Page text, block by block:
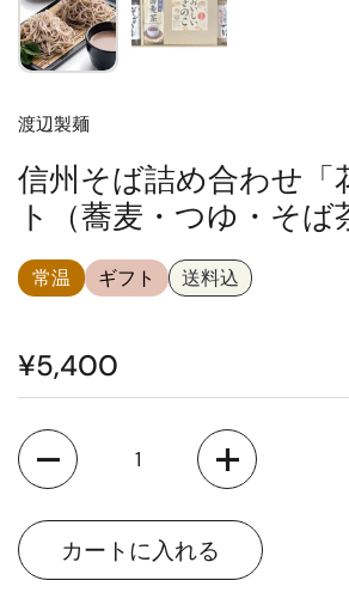
渡辺製麺
信州そば詰め合わせ「
ト（蕎麦・つゆ・そば
常温 ギフト 送料込
¥5,400
数量